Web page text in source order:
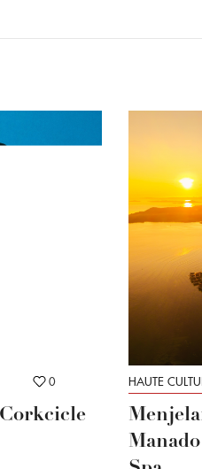
0 HAUTE